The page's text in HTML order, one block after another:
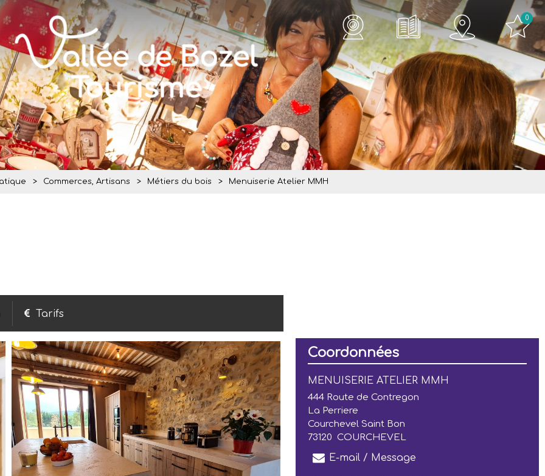
0
> Commerces, Artisans > Métiers du bois > Menuiserie Atelier MMH
Tarifs
Coordonnées
MENUISERIE ATELIER MMH
444 Route de Contregon
La Perriere
Courchevel Saint Bon
73120 COURCHEVEL
E-mail / Message